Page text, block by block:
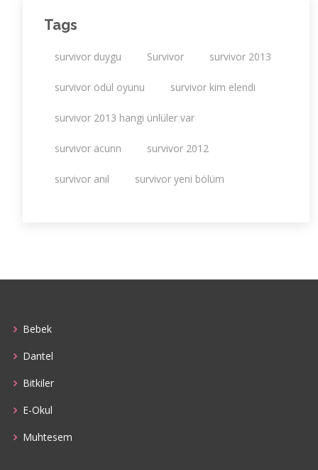
Tags
survivor duygu Survivor survivor 2013
survivor ödül oyunu survivor kim elendi
survivor 2013 hangi ünlüler var
survivor acunn survivor 2012
survivor anıl survivor yeni bölüm
Bebek
Dantel
Bitkiler
E-Okul
Muhtesem